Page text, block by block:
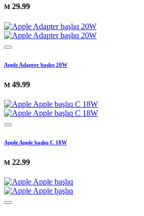
M 29.99
Apple Adapter başlıq 20W
M 49.99
Apple Apple başlıq C 18W
M 22.99